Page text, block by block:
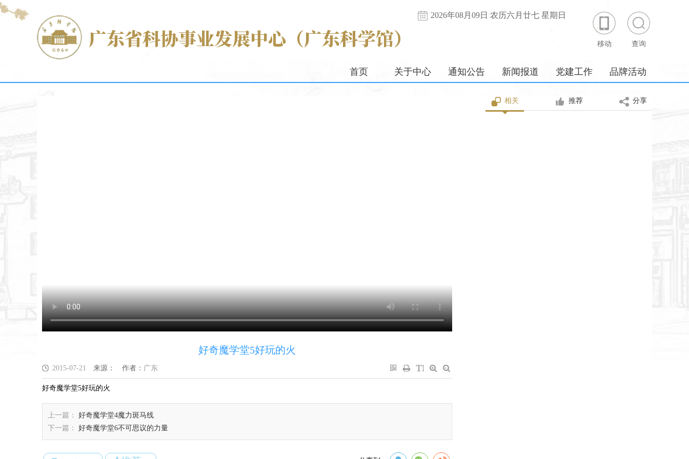
2026年08月09日 农历六月廿七 星期日
移动 查询
首页 关于中心 通知公告 新闻报道 党建工作 品牌活动
好奇魔学堂5好玩的火
2015-07-21 来源： 作者： 广东
好奇魔学堂5好玩的火
上一篇：
好奇魔学堂4魔力斑马线
下一篇：
好奇魔学堂6不可思议的力量
相关 推荐 分享